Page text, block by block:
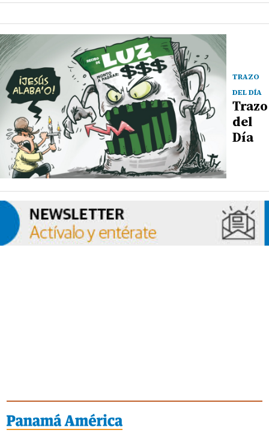
TRAZO
DEL DÍA
Trazo
del
Día